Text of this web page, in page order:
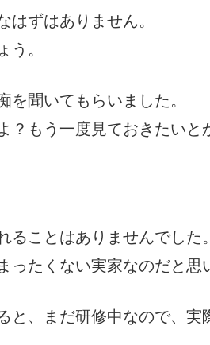
ずはありません。
。
聞いてもらいました。
？もう一度見ておきたい
ことはありませんでした。
たくない実家なのだと思
と、まだ研修中なので、